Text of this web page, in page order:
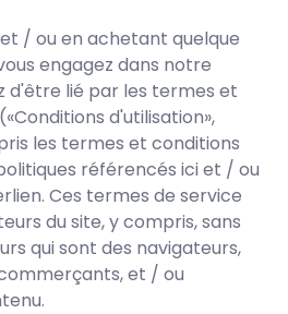
/ ou en achetant quelque
engagez dans notre
d'être lié par les termes et
d'utilisation»,
les termes et conditions
référencés ici et / ou
Ces termes de service
du site, y compris, sans
qui sont des navigateurs,
et / ou